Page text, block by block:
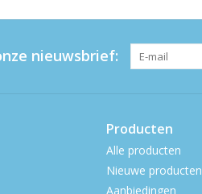
nieuwsbrief:
Producten
Alle producten
Nieuwe producten
Aanbiedingen